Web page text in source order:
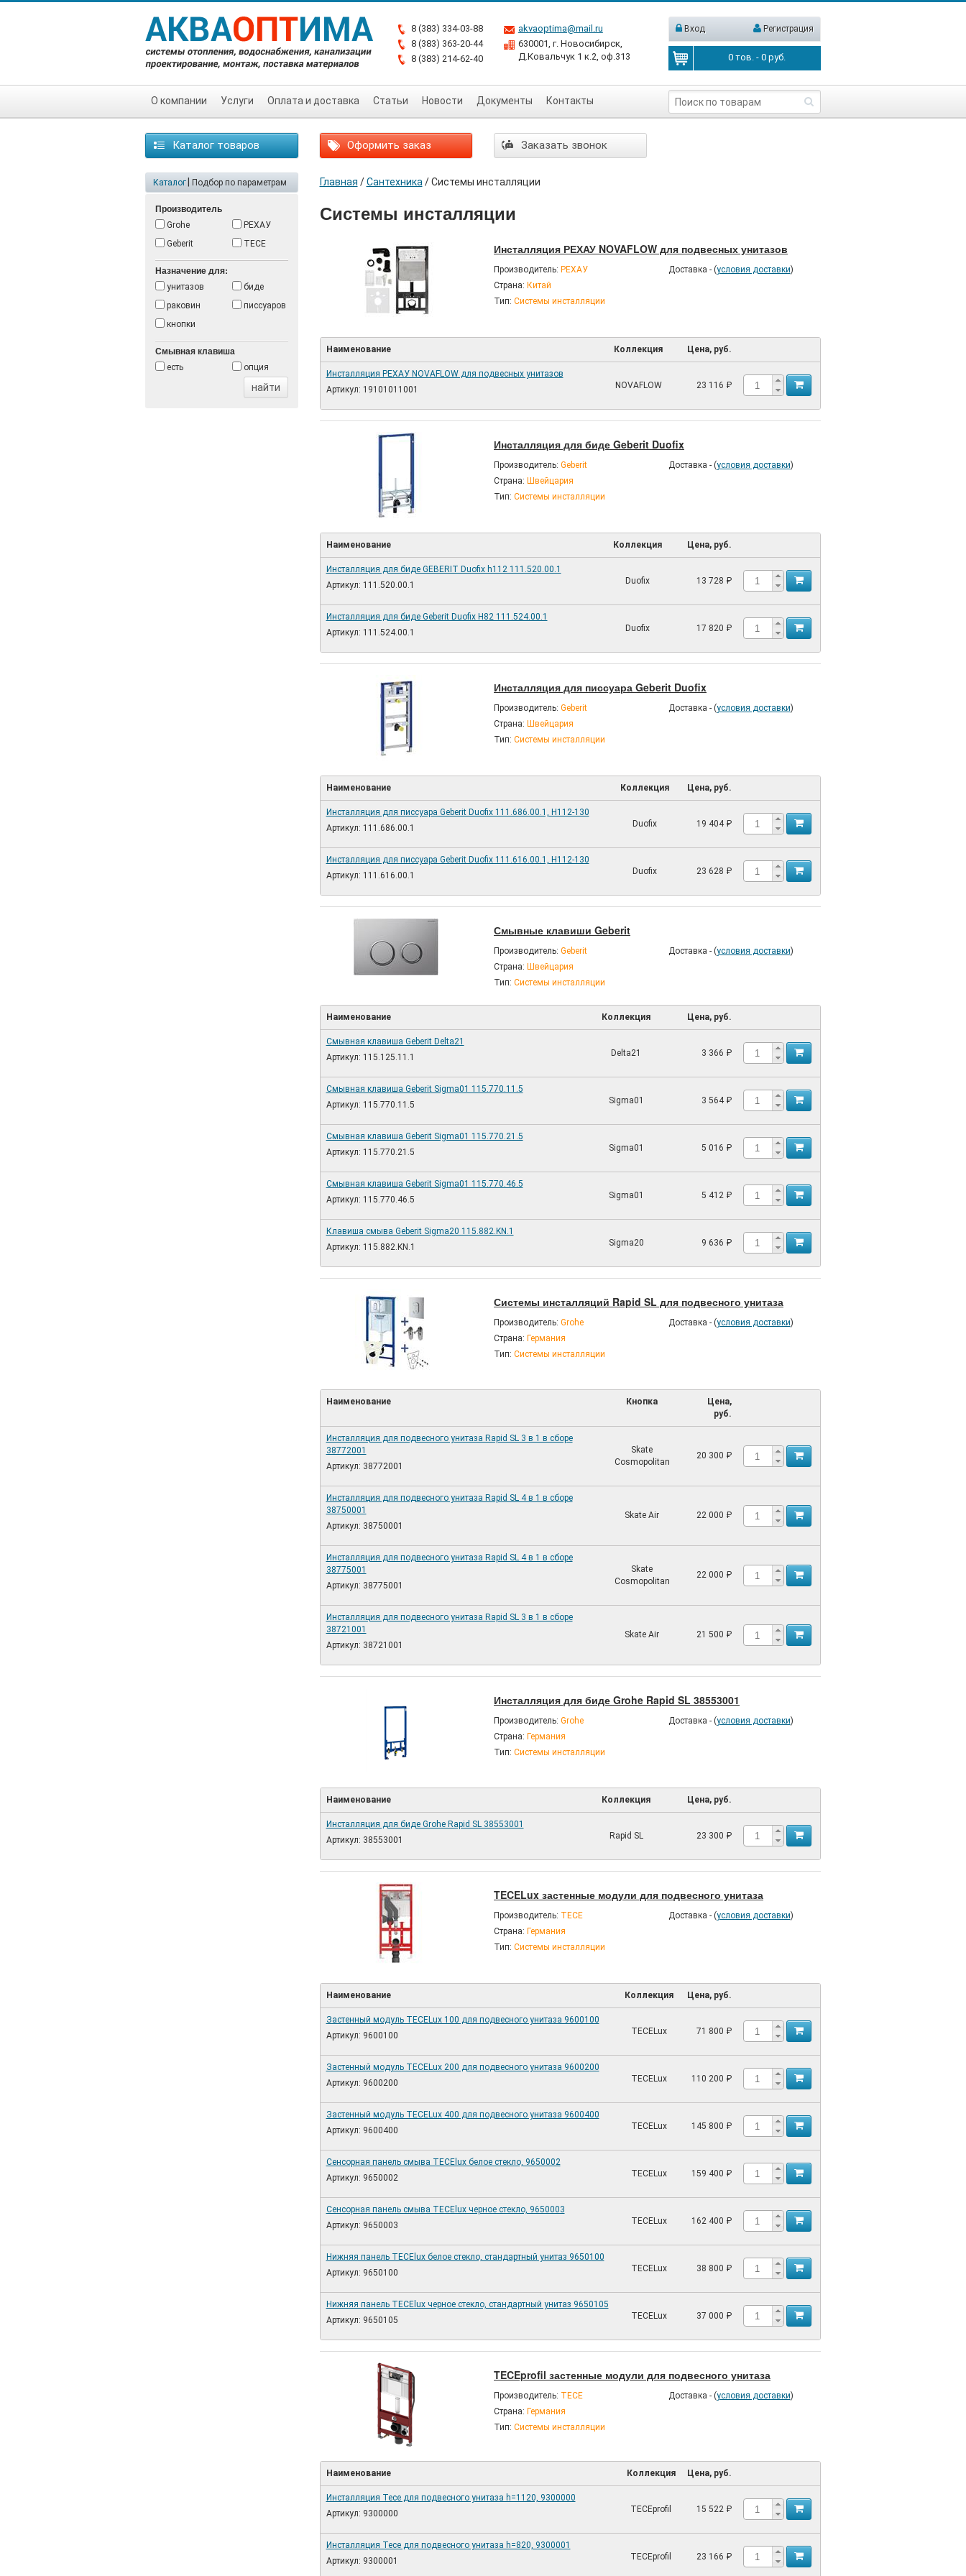
8 (383) 334-03-88
8 (383) 363-20-44
8 (383) 214-62-40
akvaoptima@mail.ru
630001, г. Новосибирск,
Д.Ковальчук 1 к.2, оф.313
Вход Регистрация
0 тов. -0 руб.
О компании Услуги Оплата и доставка Статьи Новости Документы Контакты
Каталог товаров Оформить заказ Заказать звонок
Каталог Подбор по параметрам
Производитель
Grohe
РЕХАУ
Geberit
TECE
Назначение для:
унитазов
биде
раковин
писсуаров
кнопки
Смывная клавиша
есть опция
найти
Главная / Сантехника / Системы инсталляции
Системы инсталляции
Инсталляция РЕХАУ NOVAFLOW для подвесных унитазов
Производитель: РЕХАУ
Страна: Китай
Тип: Системы инсталляции
Доставка - (условия доставки)
Наименование Коллекция Цена, руб.
Инсталляция РЕХАУ NOVAFLOW для подвесных унитазов
Артикул: 19101011001
NOVAFLOW 23 116 ₽
Инсталляция для биде Geberit Duofix
Производитель: Geberit
Страна: Швейцария
Тип: Системы инсталляции
Доставка - (условия доставки)
Наименование Коллекция Цена, руб.
Инсталляция для биде GEBERIT Duofix h112 111.520.00.1
Артикул: 111.520.00.1
Duofix 13 728 ₽
Инсталляция для биде Geberit Duofix H82 111.524.00.1
Артикул: 111.524.00.1
Duofix 17 820 ₽
Инсталляция для писсуара Geberit Duofix
Производитель: Geberit
Страна: Швейцария
Тип: Системы инсталляции
Доставка - (условия доставки)
Наименование Коллекция Цена, руб.
Инсталляция для писсуара Geberit Duofix 111.686.00.1, H112-130
Артикул: 111.686.00.1
Duofix 19 404 ₽
Инсталляция для писсуара Geberit Duofix 111.616.00.1, H112-130
Артикул: 111.616.00.1
Duofix 23 628 ₽
Смывные клавиши Geberit
Производитель: Geberit
Страна: Швейцария
Тип: Системы инсталляции
Доставка - (условия доставки)
Наименование Коллекция Цена, руб.
Смывная клавиша Geberit Delta21
Артикул: 115.125.11.1
Delta21 3 366 ₽
Смывная клавиша Geberit Sigma01 115.770.11.5
Артикул: 115.770.11.5
Sigma01 3 564 ₽
Смывная клавиша Geberit Sigma01 115.770.21.5
Артикул: 115.770.21.5
Sigma01 5 016 ₽
Смывная клавиша Geberit Sigma01 115.770.46.5
Артикул: 115.770.46.5
Sigma01 5 412 ₽
Клавиша смыва Geberit Sigma20 115.882.KN.1
Артикул: 115.882.KN.1
Sigma20 9 636 ₽
Системы инсталляций Rapid SL для подвесного унитаза
Производитель: Grohe
Страна: Германия
Тип: Системы инсталляции
Доставка - (условия доставки)
Наименование Кнопка
Цена,
руб.
Инсталляция для подвесного унитаза Rapid SL 3 в 1 в сборе
38772001
Артикул: 38772001
Skate
Cosmopolitan
20 300 ₽
Инсталляция для подвесного унитаза Rapid SL 4 в 1 в сборе
38750001
Артикул: 38750001
Skate Air 22 000 ₽
Инсталляция для подвесного унитаза Rapid SL 4 в 1 в сборе
38775001
Артикул: 38775001
Skate
Cosmopolitan
22 000 ₽
Инсталляция для подвесного унитаза Rapid SL 3 в 1 в сборе
38721001
Артикул: 38721001
Skate Air 21 500 ₽
Инсталляция для биде Grohe Rapid SL 38553001
Производитель: Grohe
Страна: Германия
Тип: Системы инсталляции
Доставка - (условия доставки)
Наименование Коллекция Цена, руб.
Инсталляция для биде Grohe Rapid SL 38553001
Артикул: 38553001
Rapid SL 23 300 ₽
TECELux застенные модули для подвесного унитаза
Производитель: TECE
Страна: Германия
Тип: Системы инсталляции
Доставка - (условия доставки)
Наименование Коллекция Цена, руб.
Застенный модуль TECELux 100 для подвесного унитаза 9600100
Артикул: 9600100
TECELux 71 800 ₽
Застенный модуль TECELux 200 для подвесного унитаза 9600200
Артикул: 9600200
TECELux 110 200 ₽
Застенный модуль TECELux 400 для подвесного унитаза 9600400
Артикул: 9600400
TECELux 145 800 ₽
Сенсорная панель смыва TECElux белое стекло, 9650002
Артикул: 9650002
TECELux 159 400 ₽
Сенсорная панель смыва TECElux черное стекло, 9650003
Артикул: 9650003
TECELux 162 400 ₽
Нижняя панель TECElux белое стекло, стандартный унитаз 9650100
Артикул: 9650100
TECELux 38 800 ₽
Нижняя панель TECElux черное стекло, стандартный унитаз 9650105
Артикул: 9650105
TECELux 37 000 ₽
TECEprofil застенные модули для подвесного унитаза
Производитель: TECE
Страна: Германия
Тип: Системы инсталляции
Доставка - (условия доставки)
Наименование Коллекция Цена, руб.
Инсталляция Tece для подвесного унитаза h=1120, 9300000
Артикул: 9300000
TECEprofil 15 522 ₽
Инсталляция Tece для подвесного унитаза h=820, 9300001
Артикул: 9300001
TECEprofil 23 166 ₽